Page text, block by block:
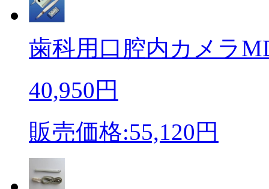
歯科用口腔内カメラ
40,950円
販売価格:55,120円